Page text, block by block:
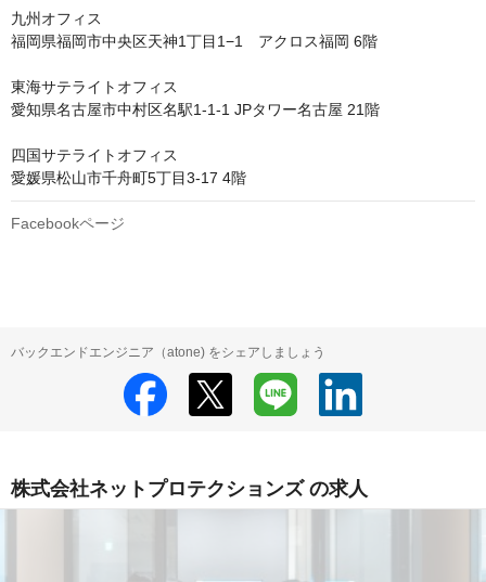
九州オフィス
福岡県福岡市中央区天神1丁目1−1　アクロス福岡 6階
東海サテライトオフィス
愛知県名古屋市中村区名駅1-1-1 JPタワー名古屋 21階
四国サテライトオフィス
愛媛県松山市千舟町5丁目3-17 4階
Facebookページ
バックエンドエンジニア（atone) をシェアしましょう
株式会社ネットプロテクションズ の求人